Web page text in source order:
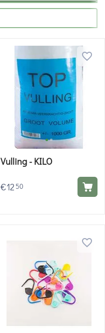
Vulling - KILO
€12 50